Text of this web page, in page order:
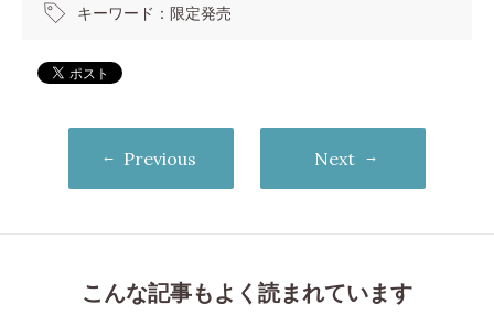
キーワード： 限定発売
Previous Next
こんな記事もよく読まれています